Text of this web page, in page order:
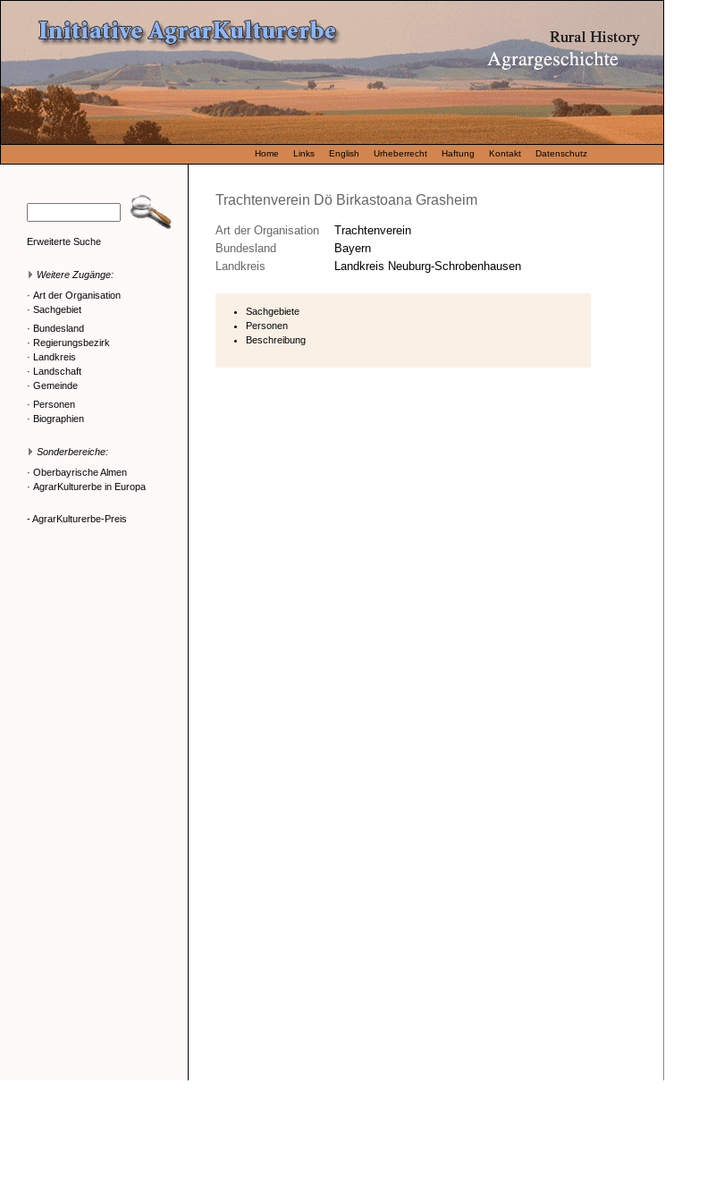
Home Links English Urheberrecht Haftung Kontakt Datenschutz
Erweiterte Suche
Weitere Zugänge:
· Art der Organisation
· Sachgebiet
· Bundesland
· Regierungsbezirk
· Landkreis
· Landschaft
· Gemeinde
· Personen
· Biographien
Sonderbereiche:
· Oberbayrische Almen
· AgrarKulturerbe in Europa
- AgrarKulturerbe-Preis
Trachtenverein Dö Birkastoana Grasheim
Art der Organisation
Trachtenverein
Bundesland
Bayern
Landkreis
Landkreis Neuburg-Schrobenhausen
Sachgebiete
Personen
Beschreibung